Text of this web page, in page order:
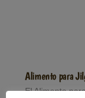
Alimento para
El Alimento